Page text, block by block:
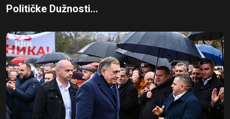
Političke Dužnosti...